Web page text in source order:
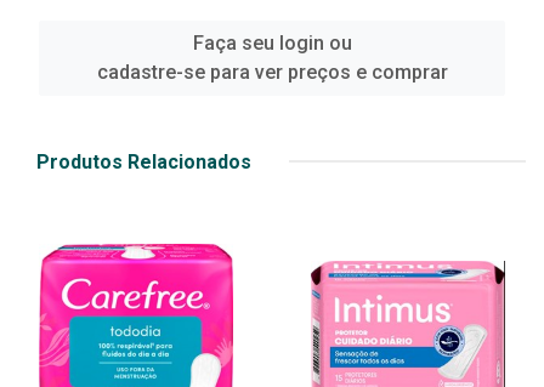
Faça seu login ou
cadastre-se para ver preços e comprar
Produtos Relacionados